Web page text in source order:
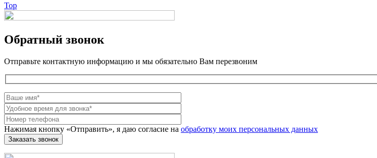
Top
Обратный звонок
Отправьте контактную информацию и мы обязательно Вам перезвоним
Нажимая кнопку «Отправить», я даю согласие на обработку моих персональных данных